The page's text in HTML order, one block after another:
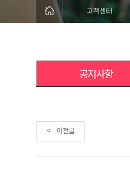
고객센터
공지사항
< 이전글